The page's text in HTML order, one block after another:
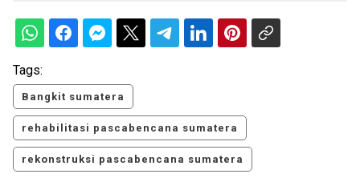
Tags:
Bangkit sumatera
rehabilitasi pascabencana sumatera
rekonstruksi pascabencana sumatera